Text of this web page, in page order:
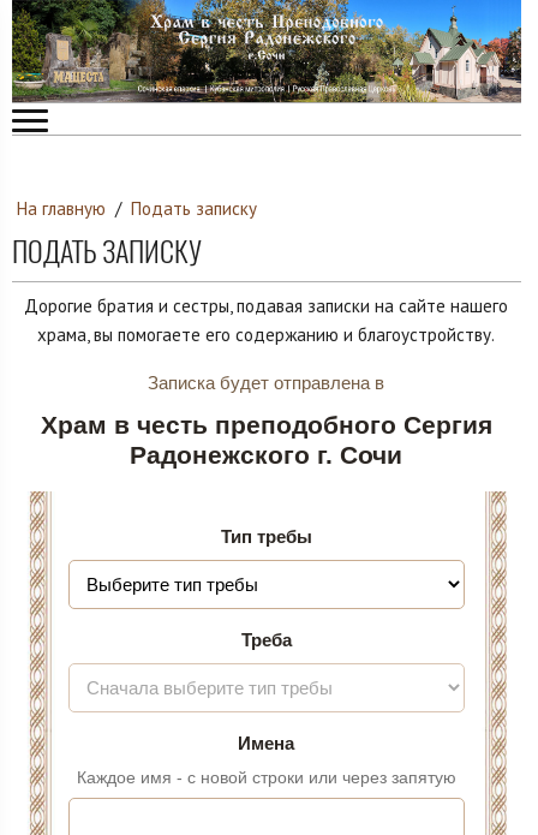
На главную / Подать записку
ПОДАТЬ ЗАПИСКУ
Дорогие братия и сестры, подавая записки на сайте нашего
храма, вы помогаете его содержанию и благоустройству.